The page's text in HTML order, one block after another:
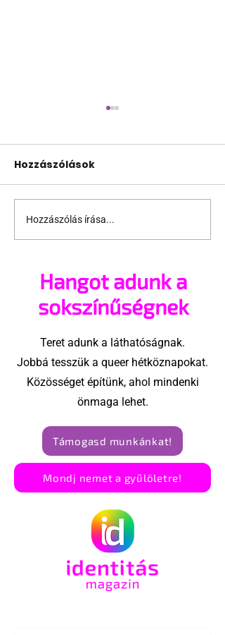
Váratlanul
elszabadult
Hozzászólások
Hozzászólás írása...
Hangot adunk a
sokszínűségnek
Teret adunk a láthatóságnak.
Jobbá tesszük a queer hétköznapokat.
Közösséget építünk, ahol mindenki
önmaga lehet.
Támogasd munkánkat!
Mondj nemet a gyűlöletre!